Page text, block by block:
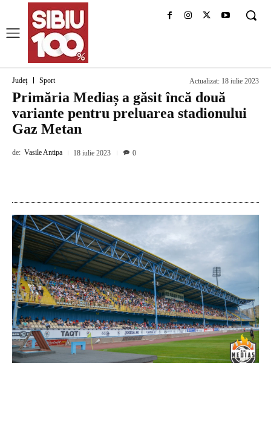
Judeţ Sport Actualizat: 18 iulie 2023
Primăria Mediaș a găsit încă două
variante pentru preluarea stadionului
Gaz Metan
de: Vasile Antipa 18 iulie 2023 0